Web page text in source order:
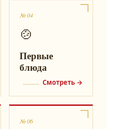
№ 04
🍲
Первые
блюда
Смотреть →
№ 06